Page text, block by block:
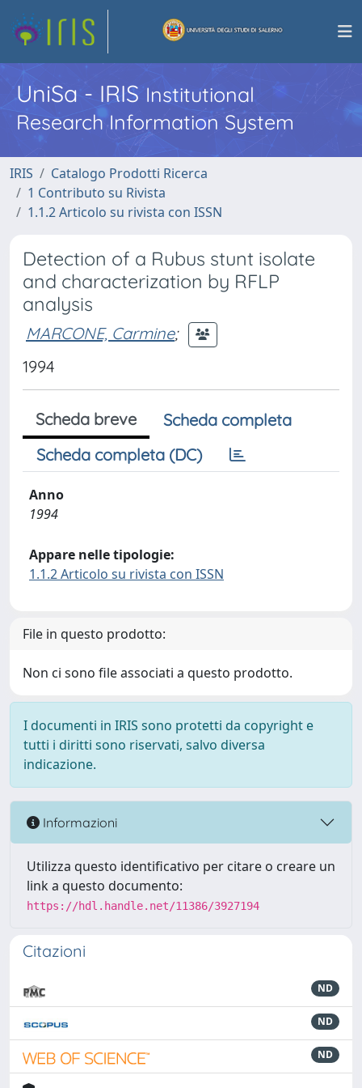
UniSa - IRISInstitutional
Research Information System
IRIS
Catalogo Prodotti Ricerca
1 Contributo su Rivista
1.1.2 Articolo su rivista con ISSN
Detection of a Rubus stunt isolate
and characterization by RFLP
analysis
MARCONE, Carmine;
1994
Scheda breve
Scheda completa
Scheda completa (DC)
Anno
1994
Appare nelle tipologie:
1.1.2 Articolo su rivista con ISSN
File in questo prodotto:
Non ci sono file associati a questo prodotto.
I documenti in IRIS sono protetti da copyright e
tutti i diritti sono riservati, salvo diversa
indicazione.
Informazioni
Utilizza questo identificativo per citare o creare un
link a questo documento:
https://hdl.handle.net/11386/3927194
Citazioni
ND
ND
ND